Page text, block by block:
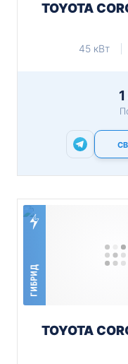
TOYOTA
45 кВт
ГИБРИД
TOYOTA